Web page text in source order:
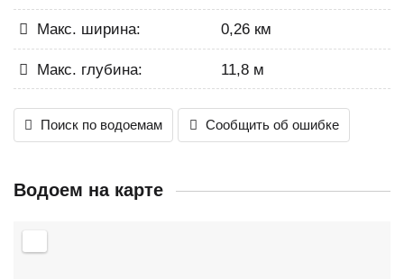
Макс. ширина: 0,26 км
Макс. глубина: 11,8 м
Поиск по водоемам Сообщить об ошибке
Водоем на карте